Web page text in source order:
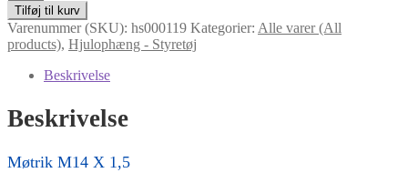
M14
X
1,5
antal
Tilføj til kurv
Varenummer (SKU): hs000119 Kategorier: Alle varer (All
products), Hjulophæng - Styretøj
Beskrivelse
Beskrivelse
Møtrik M14 X 1,5